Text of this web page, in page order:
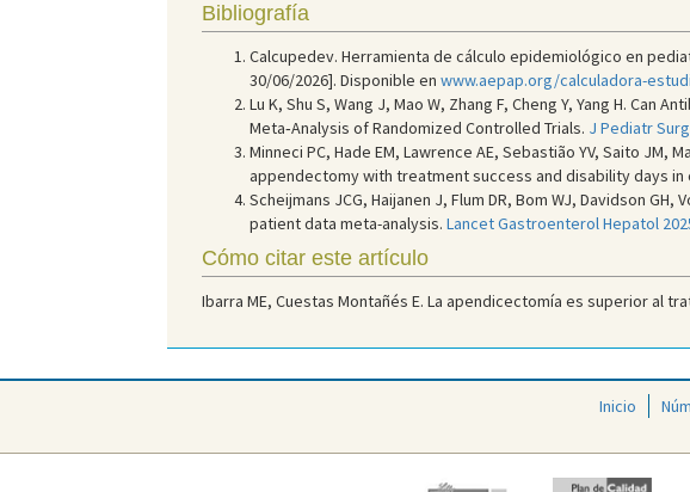
Bibliografía
Calcupedev. Herramienta de cálculo epidemiológico en
30/06/2026]. Disponible en www.aepap.org/calculadora-
Lu K, Shu S, Wang J, Mao W, Zhang F, Cheng Y, Yang H.
Meta‑Analysis of Randomized Controlled Trials. J Pediatr
Minneci PC, Hade EM, Lawrence AE, Sebastião YV, Saito JM,
appendectomy with treatment success and disability days
Scheijmans JCG, Haijanen J, Flum DR, Bom WJ, Davidson GH,
patient data meta-analysis. Lancet Gastroenterol Hepatol
Cómo citar este artículo
Ibarra ME, Cuestas Montañés E. La apendicectomía es superior al
Inicio